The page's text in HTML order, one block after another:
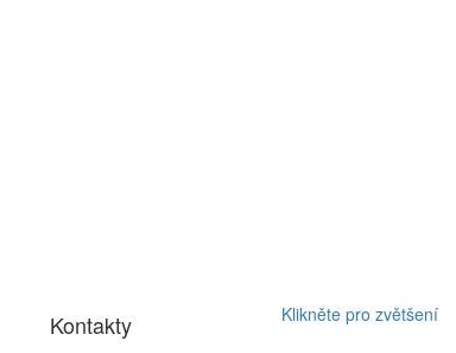
Kontakty Klikněte pro zvětšení